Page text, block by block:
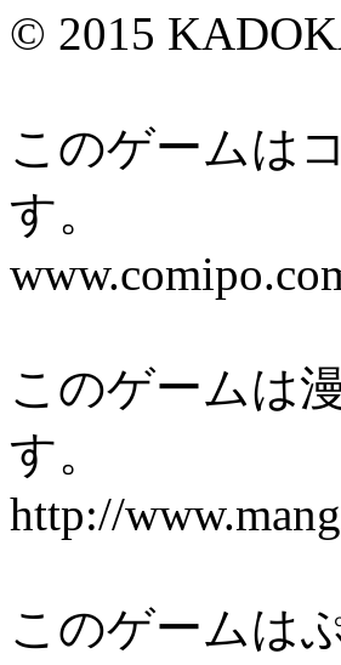
© 2015
このゲームは
す。
このゲームは
す。
http://
このゲームは